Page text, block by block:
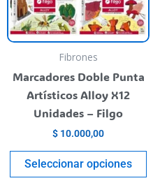
Fibrones
Marcadores Doble Punta
Artísticos Alloy X12
Unidades – Filgo
$ 10.000,00
Seleccionar opciones
se